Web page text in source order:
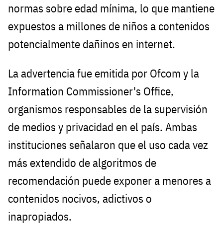
normas sobre edad mínima, lo que mantiene
expuestos a millones de niños a contenidos
potencialmente dañinos en internet.
La advertencia fue emitida por Ofcom y la
Information Commissioner's Office,
organismos responsables de la supervisión
de medios y privacidad en el país. Ambas
instituciones señalaron que el uso cada vez
más extendido de algoritmos de
recomendación puede exponer a menores a
contenidos nocivos, adictivos o
inapropiados.